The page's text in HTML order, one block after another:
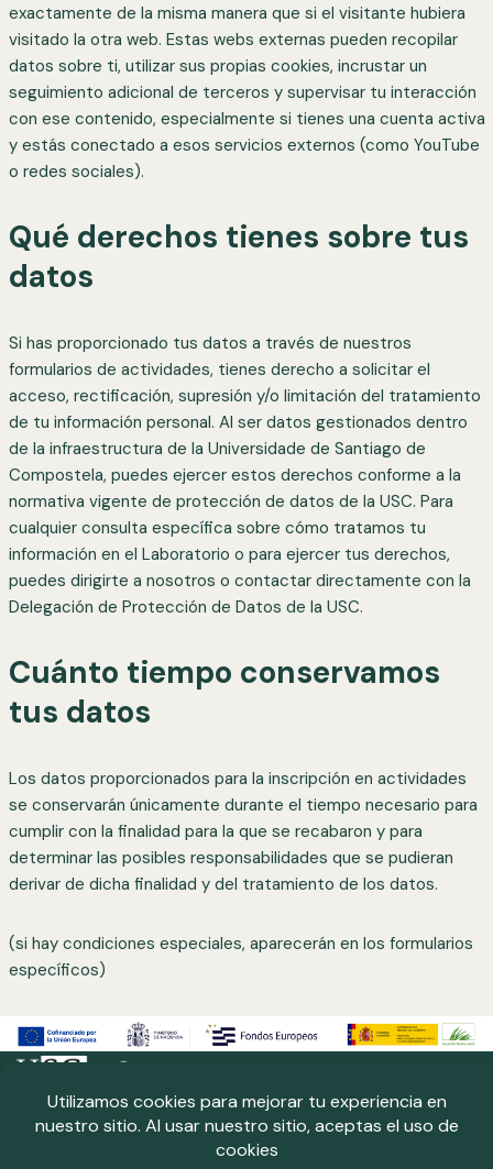
exactamente de la misma manera que si el visitante hubiera
visitado la otra web. Estas webs externas pueden recopilar
datos sobre ti, utilizar sus propias cookies, incrustar un
seguimiento adicional de terceros y supervisar tu interacción
con ese contenido, especialmente si tienes una cuenta activa
y estás conectado a esos servicios externos (como YouTube
o redes sociales).
Qué derechos tienes sobre tus
datos
Si has proporcionado tus datos a través de nuestros
formularios de actividades, tienes derecho a solicitar el
acceso, rectificación, supresión y/o limitación del tratamiento
de tu información personal. Al ser datos gestionados dentro
de la infraestructura de la Universidade de Santiago de
Compostela, puedes ejercer estos derechos conforme a la
normativa vigente de protección de datos de la USC. Para
cualquier consulta específica sobre cómo tratamos tu
información en el Laboratorio o para ejercer tus derechos,
puedes dirigirte a nosotros o contactar directamente con la
Delegación de Protección de Datos de la USC.
Cuánto tiempo conservamos
tus datos
Los datos proporcionados para la inscripción en actividades
se conservarán únicamente durante el tiempo necesario para
cumplir con la finalidad para la que se recabaron y para
determinar las posibles responsabilidades que se pudieran
derivar de dicha finalidad y del tratamiento de los datos.
(si hay condiciones especiales, aparecerán en los formularios
específicos)
Neve| Funciona gracias aWordPress